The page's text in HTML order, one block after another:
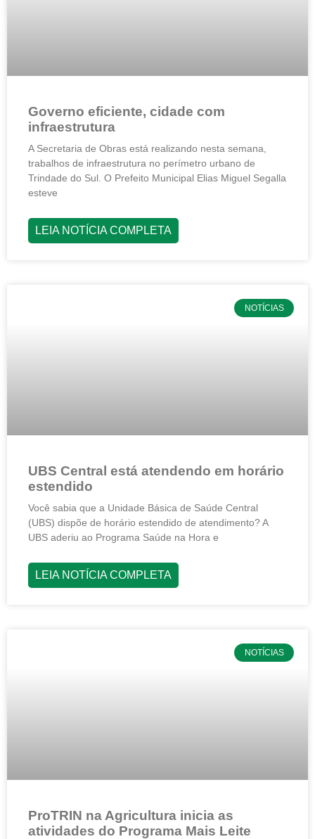
Governo eficiente, cidade com
infraestrutura
A Secretaria de Obras está realizando nesta semana,
trabalhos de infraestrutura no perímetro urbano de
Trindade do Sul. O Prefeito Municipal Elias Miguel Segalla
esteve
LEIA NOTÍCIA COMPLETA
NOTÍCIAS
UBS Central está atendendo em horário
estendido
Você sabia que a Unidade Básica de Saúde Central
(UBS) dispõe de horário estendido de atendimento? A
UBS aderiu ao Programa Saúde na Hora e
LEIA NOTÍCIA COMPLETA
NOTÍCIAS
ProTRIN na Agricultura inicia as
atividades do Programa Mais Leite